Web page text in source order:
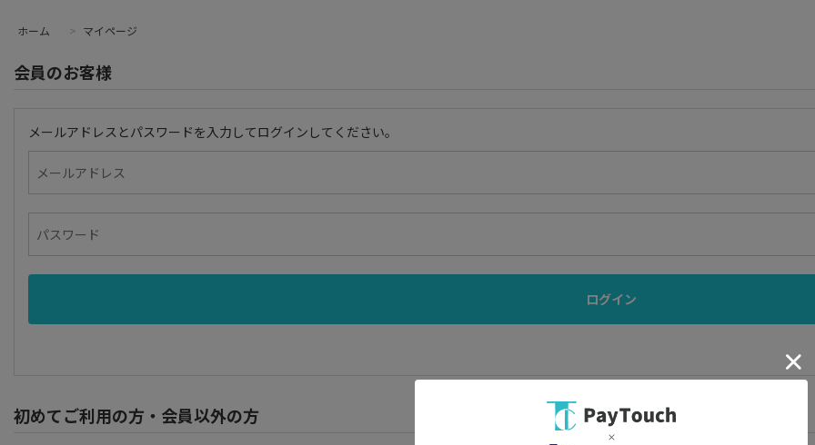
ホーム > マイページ
会員のお客様
メールアドレスとパスワードを入力してログインしてください。
初めてご利用の方・会員以外の方